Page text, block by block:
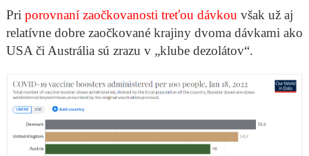
Pri porovnaní zaočkovanosti treťou dávkou však už aj
relatívne dobre zaočkované krajiny dvoma dávkami ako
USA či Austrália sú zrazu v „klube dezolátov“.